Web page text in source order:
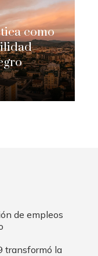
como
de empleos
transformó la